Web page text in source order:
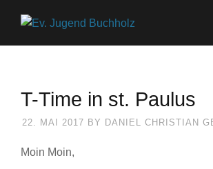
T-Time in st. Paulus
22. MAI 2017 BY DANIEL CHRISTIAN
Moin Moin,